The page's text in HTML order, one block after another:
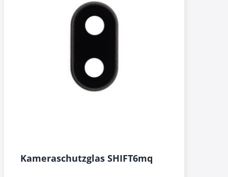
Kameraschutzglas SHIFT6mq